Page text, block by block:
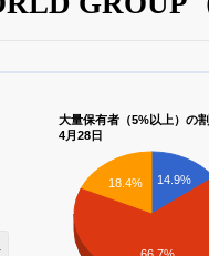
無料でβ版をはじめ
と米株版の
大量保有者（5%以上）の
4月28日
14.9%
18.4%